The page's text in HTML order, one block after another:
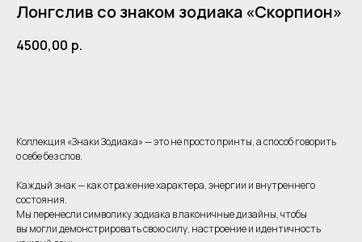
Лонгслив со знаком зодиака «Скорпион»
4500,00 р.
Коллекция «Знаки Зодиака» — это не просто принты, а способ говорить
о себе без слов.
Каждый знак — как отражение характера, энергии и внутреннего
состояния.
Мы перенесли символику зодиака в лаконичные дизайны, чтобы
вы могли демонстрировать свою силу, настроение и идентичность
Клиентам
Одежда